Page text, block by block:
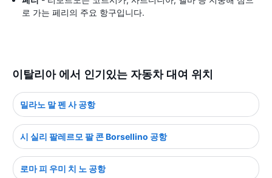
로 가는 페리의 주요 항구입니다.
이탈리아 에서 인기있는 자동차 대여 위치
밀라노 말 펜 사 공항
시 실리 팔레르모 팔 콘 Borsellino 공항
로마 피 우미 치 노 공항